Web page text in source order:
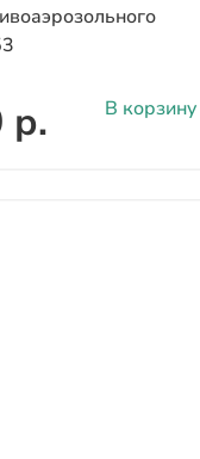
р. В корзину